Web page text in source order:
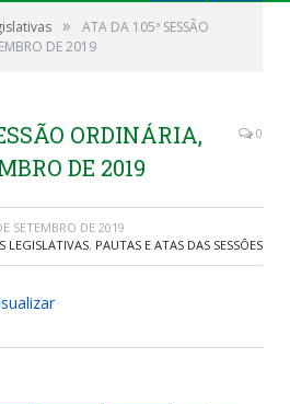
»
ATA DA 105ª SESSÃO
DE 2019
ORDINÁRIA,
DE 2019
0
SETEMBRO DE 2019
LEGISLATIVAS, PAUTAS E ATAS DAS SESSÕES